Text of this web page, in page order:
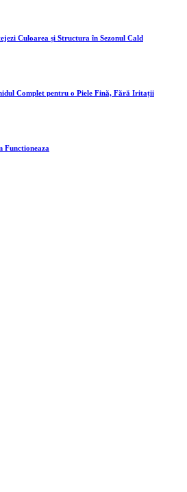
Culoarea și Structura în Sezonul Cald
Complet pentru o Piele Fină, Fără Iritații
Functioneaza